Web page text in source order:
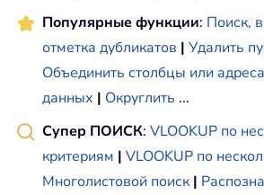
Популярные функции: Поиск,
отметка дубликатов | Удалить
Объединить столбцы или
данных | Округлить ...
Супер ПОИСК: VLOOKUP по
критериям | VLOOKUP по
Многолистовой поиск |